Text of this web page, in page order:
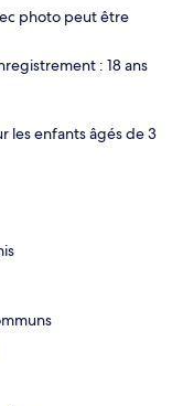
photo peut être
: 18 ans
les enfants âgés de 3